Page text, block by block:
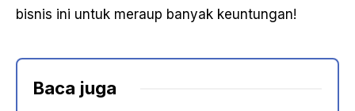
bisnis ini untuk meraup banyak keuntungan!
Baca juga